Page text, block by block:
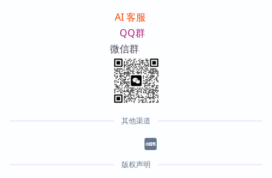
AI 客服
QQ群
微信群
其他渠道
版权声明